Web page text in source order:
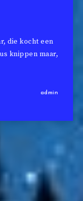
die kocht een
knippen maar,
admin